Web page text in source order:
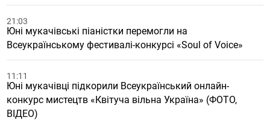
21:03
Юні мукачівські піаністки перемогли на
Всеукраїнському фестивалі-конкурсі «Soul of Voice»
11:11
Юні мукачівці підкорили Всеукраїнський онлайн-
конкурс мистецтв «Квітуча вільна Україна» (ФОТО,
ВІДЕО)